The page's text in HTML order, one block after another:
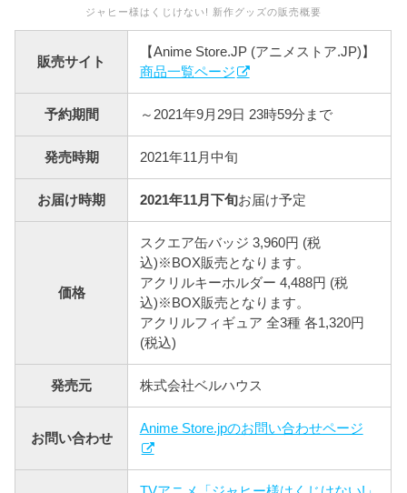
ジャヒー様はくじけない! 新作グッズの販売概要
販売サイト
【Anime Store.JP (アニメストア.JP)】
商品一覧ページ
予約期間 ～2021年9月29日 23時59分まで
発売時期 2021年11月中旬
お届け時期 2021年11月下旬お届け予定
価格
スクエア缶バッジ 3,960円 (税
込)※BOX販売となります。
アクリルキーホルダー 4,488円 (税
込)※BOX販売となります。
アクリルフィギュア 全3種 各1,320円
(税込)
発売元 株式会社ベルハウス
お問い合わせ
Anime Store.jpのお問い合わせページ